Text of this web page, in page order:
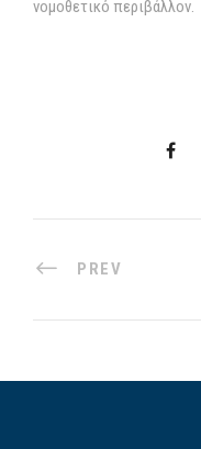
νομοθετικό περιβάλλον.
PREV